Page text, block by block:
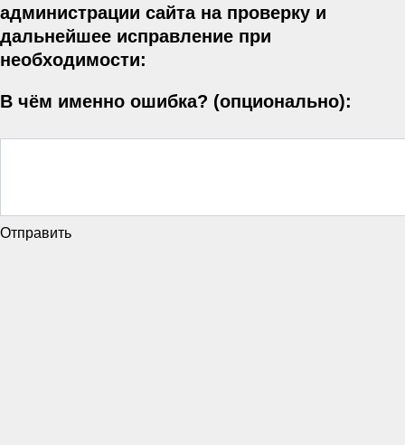
администрации сайта на проверку и
дальнейшее исправление при
необходимости:
В чём именно ошибка? (опционально):
Отправить